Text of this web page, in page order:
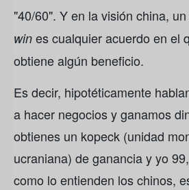
"40/60". Y en la visión china,
win es cualquier acuerdo en el
obtiene algún beneficio.
Es decir, hipotéticamente
a hacer negocios y ganamos
obtienes un kopeck (unidad
ucraniana) de ganancia y yo
como lo entienden los chinos,